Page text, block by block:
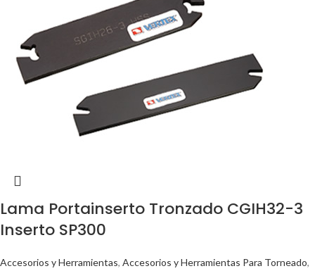
Lama Portainserto Tronzado CGIH32-3
Inserto SP300
Accesorios y Herramientas, Accesorios y Herramientas Para Torneado,